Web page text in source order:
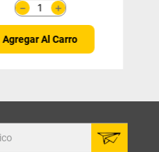
＋
－
Agregar Al Carro